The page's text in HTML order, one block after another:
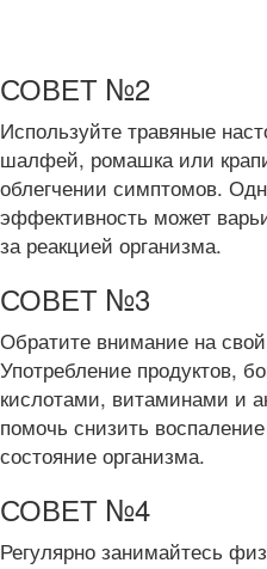
СОВЕТ №2
Используйте травяные
шалфей, ромашка или
облегчении симптомов.
эффективность может
за реакцией организма.
СОВЕТ №3
Обратите внимание на
Употребление продуктов,
кислотами, витаминами и
помочь снизить
состояние организма.
СОВЕТ №4
Регулярно занимайтесь